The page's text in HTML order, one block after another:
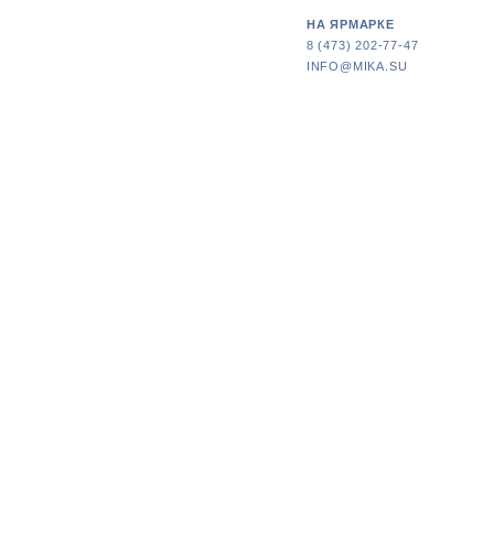
НА ЯРМАРКЕ
8 (473) 202-77-47
INFO@MIKA.SU